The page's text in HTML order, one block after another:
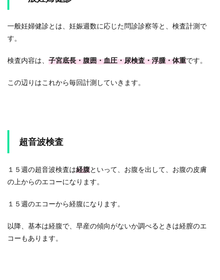
一般妊婦健診とは、妊娠週数に応じた問診診察等と、検査計測で
す。
検査内容は、 子宮底長・腹囲・血圧・尿検査・浮腫・体重です。
この辺りはこれから毎回計測していきます。
超音波検査
１５週の超音波検査は経腹といって、お腹を出して、お腹の皮膚
の上からのエコーになります。
１５週のエコーから経腹になります。
以降、基本は経腹で、早産の傾向がないか調べるときは経膣のエ
コーもあります。